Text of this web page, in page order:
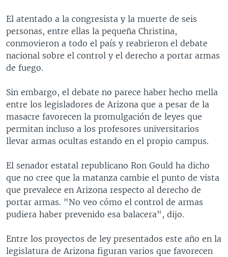
El atentado a la congresista y la muerte de seis
personas, entre ellas la pequeña Christina,
conmovieron a todo el país y reabrieron el debate
nacional sobre el control y el derecho a portar armas
de fuego.
Sin embargo, el debate no parece haber hecho mella
entre los legisladores de Arizona que a pesar de la
masacre favorecen la promulgación de leyes que
permitan incluso a los profesores universitarios
llevar armas ocultas estando en el propio campus.
El senador estatal republicano Ron Gould ha dicho
que no cree que la matanza cambie el punto de vista
que prevalece en Arizona respecto al derecho de
portar armas. "No veo cómo el control de armas
pudiera haber prevenido esa balacera", dijo.
Entre los proyectos de ley presentados este año en la
legislatura de Arizona figuran varios que favorecen